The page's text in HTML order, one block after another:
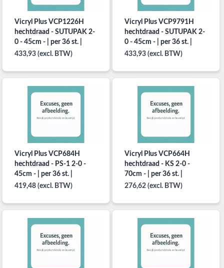
Vicryl Plus VCP1226H
hechtdraad - SUTUPAK 2-
0 - 45cm - | per 36 st. |
433,93 (excl. BTW)
Vicryl Plus VCP9791H
hechtdraad - SUTUPAK 2-
0 - 45cm - | per 36 st. |
433,93 (excl. BTW)
Vicryl Plus VCP684H
hechtdraad - PS-1 2-0 -
45cm - | per 36 st. |
419,48 (excl. BTW)
Vicryl Plus VCP664H
hechtdraad - KS 2-0 -
70cm - | per 36 st. |
276,62 (excl. BTW)